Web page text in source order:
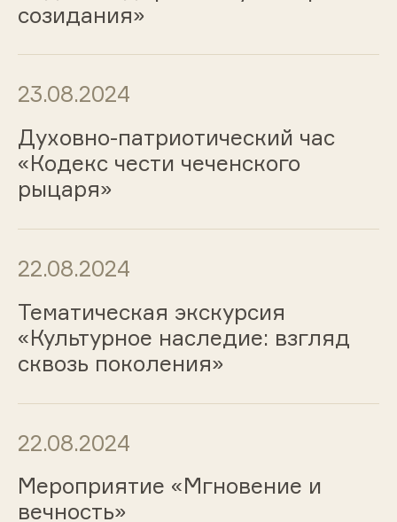
созидания»
23.08.2024
Духовно-патриотический час
«Кодекс чести чеченского
рыцаря»
22.08.2024
Тематическая экскурсия
«Культурное наследие: взгляд
сквозь поколения»
22.08.2024
Мероприятие «Мгновение и
вечность»